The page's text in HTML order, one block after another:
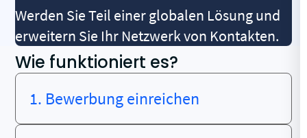
Werden Sie Teil einer globalen Lösung und
erweitern Sie Ihr Netzwerk von Kontakten.
Wie funktioniert es?
1. Bewerbung einreichen